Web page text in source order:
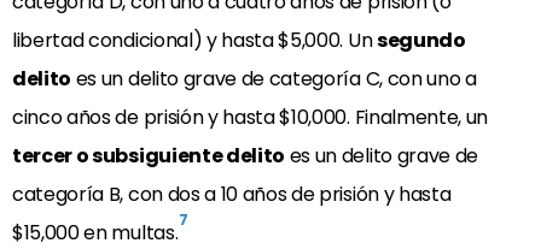
libertad condicional) y hasta $5,000. Unsegundo
delito es un delito grave de categoría C, con uno a
cinco años de prisión y hasta $10,000. Finalmente, un
tercer o subsiguiente delito es un delito grave de
categoría B, con dos a 10 años de prisión y hasta
$15,000 en multas.7